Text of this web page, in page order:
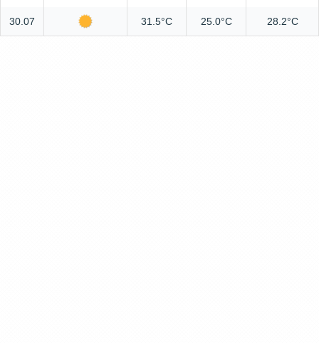
30.07 31.5°C 25.0°C 28.2°C